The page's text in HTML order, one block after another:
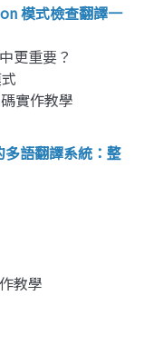
模式檢查翻譯一
更重要？
實作教學
語翻譯系統：整
教學